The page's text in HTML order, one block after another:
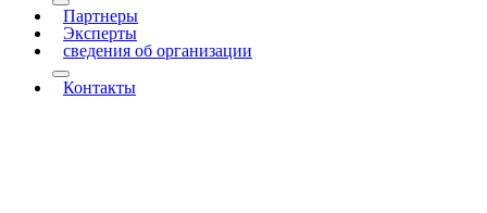
More about: Проекты
Партнеры
Эксперты
сведения об организации
More about: сведения об организации
Контакты